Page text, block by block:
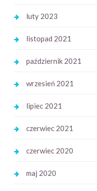
luty 2023
listopad 2021
październik 2021
wrzesień 2021
lipiec 2021
czerwiec 2021
czerwiec 2020
maj 2020